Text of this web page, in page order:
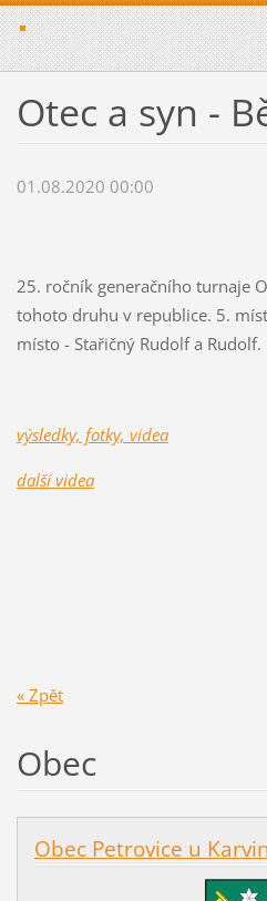
Otec a syn -
01.08.2020 00:00
25. ročník generačního turnaje
tohoto druhu v republice. 5.
místo - Stařičný Rudolf a Rudolf.
výsledky, fotky, videa
další videa
« Zpět
Obec
Obec Petrovice u